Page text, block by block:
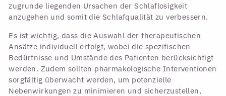
zugrunde liegenden Ursachen der Schlaflosigkeit
anzugehen und somit die Schlafqualität zu verbessern.
Es ist wichtig, dass die Auswahl der therapeutischen
Ansätze individuell erfolgt, wobei die spezifischen
Bedürfnisse und Umstände des Patienten berücksichtigt
werden. Zudem sollten pharmakologische Interventionen
sorgfältig überwacht werden, um potenzielle
Nebenwirkungen zu minimieren und sicherzustellen,